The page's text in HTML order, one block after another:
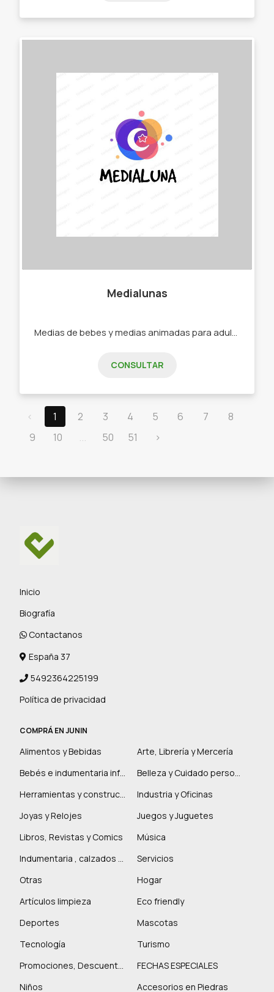
Medialunas
CONSULTAR
‹ 1 2 3 4 5 6 7
8
9
10 ... 50 51 ›
Inicio
Biografía
Contactanos
España 37
5492364225199
Política de privacidad
COMPRÁ EN JUNIN
Alimentos y Bebidas
Arte, Librería y Mercería
Bebés e indumentaria infantil
Belleza y Cuidado personal
Herramientas y construcción
Industria y Oficinas
Joyas y Relojes
Juegos y Juguetes
Libros, Revistas y Comics
Música
Indumentaria , calzados y marroquinería
Servicios
Otras
Hogar
Artículos limpieza
Eco friendly
Deportes
Mascotas
Tecnología
Turismo
Promociones, Descuentos y más
FECHAS ESPECIALES
Niños
Accesorios en Piedras